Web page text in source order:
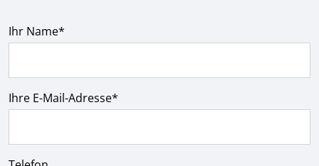
Ihr Name*
Ihre E-Mail-Adresse*